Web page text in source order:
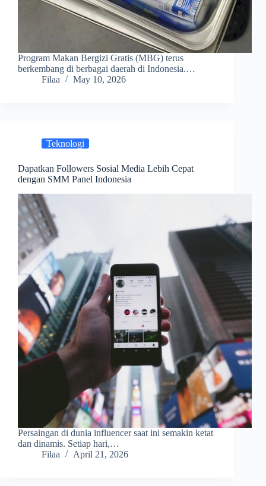
Program Makan Bergizi Gratis (MBG) terus
berkembang di berbagai daerah di Indonesia.…
Filaa
May 10, 2026
Teknologi
Dapatkan Followers Sosial Media Lebih Cepat
dengan SMM Panel Indonesia
Persaingan di dunia influencer saat ini semakin ketat
dan dinamis. Setiap hari,…
Filaa
April 21, 2026